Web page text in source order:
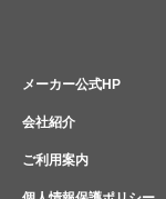
メーカー公式HP
会社紹介
ご利用案内